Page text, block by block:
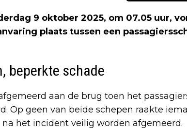
9 oktober 2025, om 07.05 uur,
plaats tussen een
beperkte schade
aan de brug toen het
Op geen van beide schepen raakte
na het incident veilig worden afgemeerd.